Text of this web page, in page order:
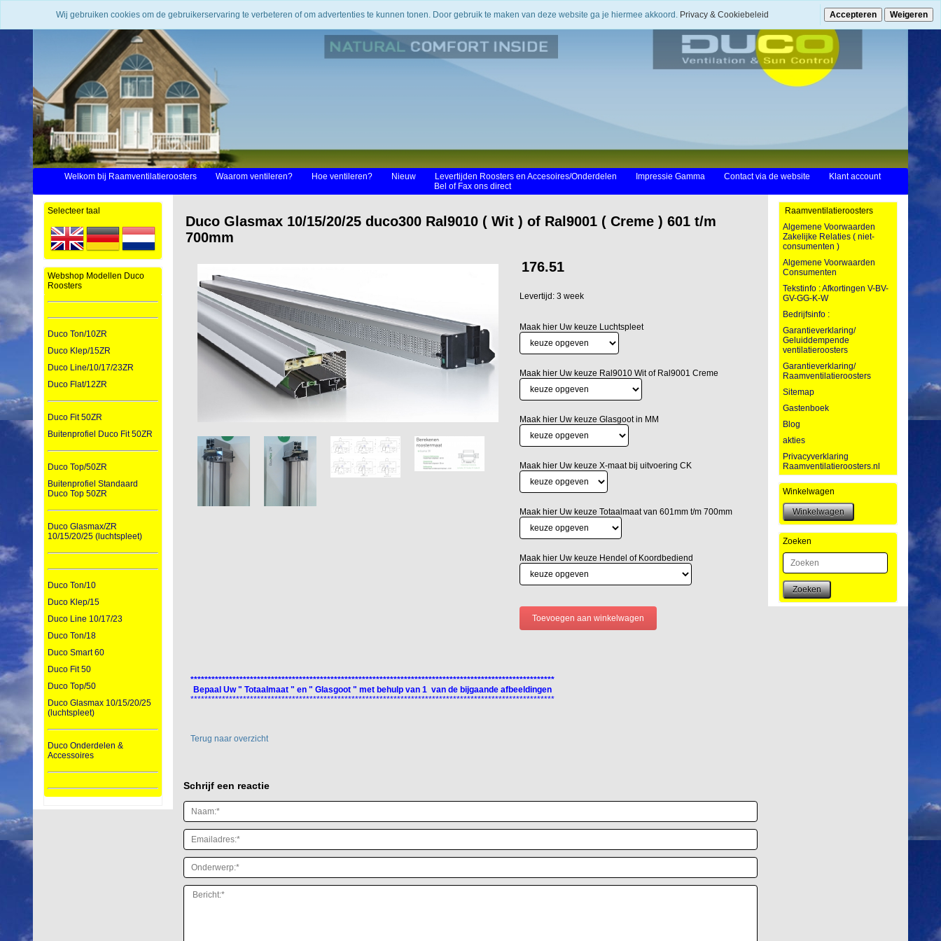
Welkom bij Raamventilatieroosters Waarom ventileren? Hoe ventileren? Nieuw Levertijden Roosters en Accesoires/Onderdelen Impressie Gamma Contact via de website
Klant account
Bel of Fax ons direct
Selecteer taal
Webshop Modellen Duco
Roosters
Duco Ton/10ZR
Duco Klep/15ZR
Duco Line/10/17/23ZR
Duco Flat/12ZR
Duco Fit 50ZR
Buitenprofiel Duco Fit 50ZR
Duco Top/50ZR
Buitenprofiel Standaard
Duco Top 50ZR
Duco Glasmax/ZR
10/15/20/25 (luchtspleet)
Duco Ton/10
Duco Klep/15
Duco Line 10/17/23
Duco Ton/18
Duco Smart 60
Duco Fit 50
Duco Top/50
Duco Glasmax 10/15/20/25
(luchtspleet)
Duco Onderdelen &
Accessoires
Duco Glasmax 10/15/20/25 duco300 Ral9010 ( Wit ) of Ral9001 ( Creme ) 601 t/m
700mm
176.51
Levertijd: 3 week
Maak hier Uw keuze Luchtspleet
Maak hier Uw keuze Ral9010 Wit of Ral9001 Creme
Maak hier Uw keuze Glasgoot in MM
Maak hier Uw keuze X-maat bij uitvoering CK
Maak hier Uw keuze Totaalmaat van 601mm t/m 700mm
Maak hier Uw keuze Hendel of Koordbediend
********************************************************************************************************
Bepaal Uw " Totaalmaat " en " Glasgoot " met behulp van 1 van de bijgaande afbeeldingen
********************************************************************************************************
Terug naar overzicht
Schrijf een reactie
Raamventilatieroosters
Algemene Voorwaarden
Zakelijke Relaties ( niet-
consumenten )
Algemene Voorwaarden
Consumenten
Tekstinfo : Afkortingen V-BV-
GV-GG-K-W
Bedrijfsinfo :
Garantieverklaring/
Geluiddempende
ventilatieroosters
Garantieverklaring/
Raamventilatieroosters
Sitemap
Gastenboek
Blog
akties
Privacyverklaring
Raamventilatieroosters.nl
Winkelwagen
Zoeken
Zoeken
Wij gebruiken cookies om de gebruikerservaring te verbeteren of om advertenties te kunnen tonen. Door gebruik te maken van deze website ga je hiermee akkoord. Privacy & Cookiebeleid Accepteren Weigeren